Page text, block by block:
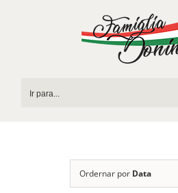
Ir para...
Ordernar por Data